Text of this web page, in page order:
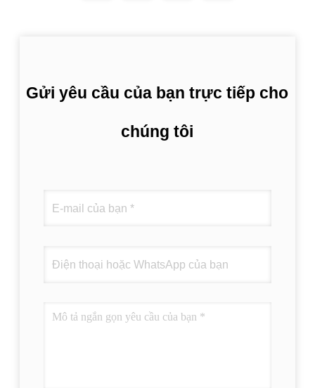
Gửi yêu cầu của bạn trực tiếp cho
chúng tôi